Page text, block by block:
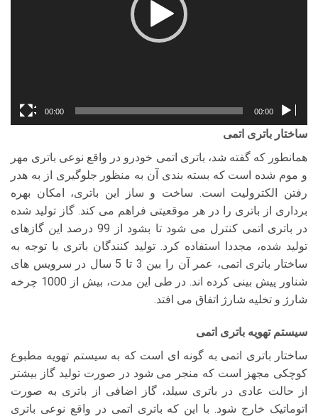
00:00
00:00
ساختار باتری اتمی
همانطور که گفته شد، باتری اتمی خودرو در واقع نوعی باتری مهر
و موم شده است که بسته بندی آن به منظور جلوگیری از به هدر
رفتن الکترولیت است. ساخت و ساز این باتری، امکان بهره
برداری از باتری را در هر موقعیتی فراهم می کند. گاز تولید شده
در باتری اتمی کنترل می شود تا بشود از 99 درصد این گازهای
تولید شده، مجددا استفاده کرد. تولید کنندگان باتری با توجه به
ساختار باتری اتمی، عمر آن را بین 3 تا 5 سال در سرویس های
شناور پیش بینی کرده اند. در طی این مدت، بیش از 1000 چرخه
شارژ و تخلیه شارژ اتفاق می افتد.
سیستم تهویه باتری اتمی
ساختار باتری اتمی به گونه ای است که به سیستم تهویه مطبوع
کوچکی مجهز است که منجر می شود در صورت تولید گاز بیشتر
از حالت عادی در باتری سیلد، گاز اضافی از باتری به صورت
اتوماتیک خارج شود. با این که باتری اتمی در واقع نوعی باتری